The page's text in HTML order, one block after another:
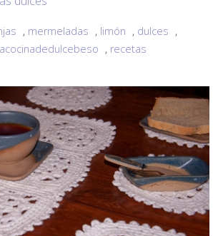
, mermeladas , limón , dulces ,
, recetas